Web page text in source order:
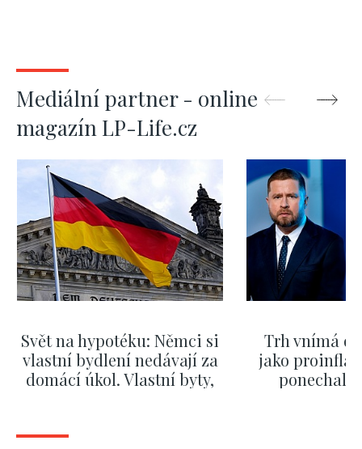
Mediální partner - online
magazín LP-Life.cz
Svět na hypotéku: Němci si
vlastní bydlení nedávají za
domácí úkol. Vlastní byty,
Trh vnímá
jako
ponechali